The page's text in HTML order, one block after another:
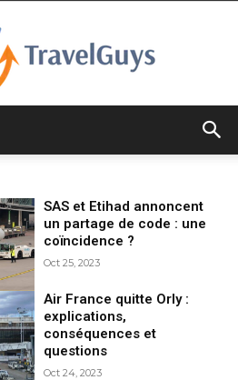
SAS et Etihad annoncent
un partage de code : une
coïncidence ?
Oct 25, 2023
Air France quitte Orly :
explications,
conséquences et
questions
Oct 24, 2023